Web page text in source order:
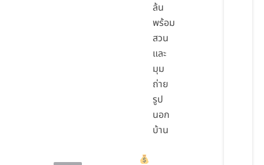
ล้น
พร้อม
สวน
และ
มุม
ถ่าย
รูป
นอก
บ้าน